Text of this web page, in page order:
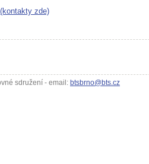
(kontakty zde)
sdružení - email: btsbrno@bts.cz